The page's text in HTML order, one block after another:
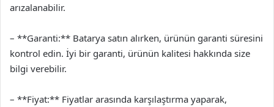
arızalanabilir.
– **Garanti:** Batarya satın alırken, ürünün garanti süresini
kontrol edin. İyi bir garanti, ürünün kalitesi hakkında size
bilgi verebilir.
– **Fiyat:** Fiyatlar arasında karşılaştırma yaparak,